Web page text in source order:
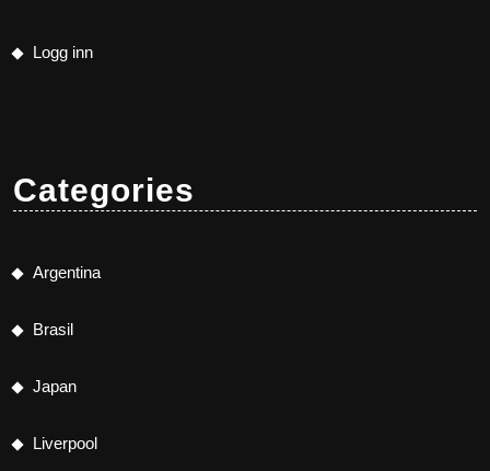
Logg inn
Categories
Argentina
Brasil
Japan
Liverpool